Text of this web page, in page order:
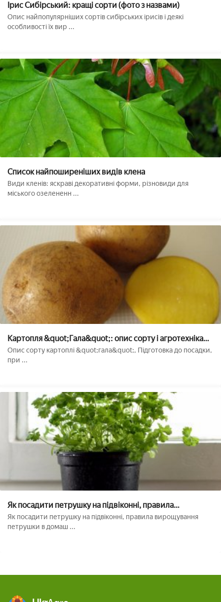
Ірис Сибірський: кращі сорти (фото з назвами)
Опис найпопулярніших сортів сибірських ірисів і деякі
особливості їх вир ...
Список найпоширеніших видів клена
Види кленів: яскраві декоративні форми, різновиди для
міського озелененн ...
Картопля &quot;Гала&quot;: опис сорту і агротехніка
вирощування
Опис сорту картоплі &quot;гала&quot;, Підготовка до посадки,
при ...
Як посадити петрушку на підвіконні, правила
вирощування петрушки в домашніх умовах
Як посадити петрушку на підвіконні, правила вирощування
петрушки в домаш ...